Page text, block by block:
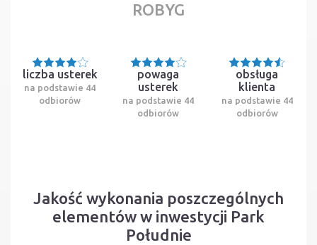
ROBYG
liczba usterek
na podstawie 44
odbiorów
powaga
usterek
na podstawie 44
odbiorów
obsługa
klienta
na podstawie 44
odbiorów
Jakość wykonania poszczególnych
elementów w inwestycji Park
Południe